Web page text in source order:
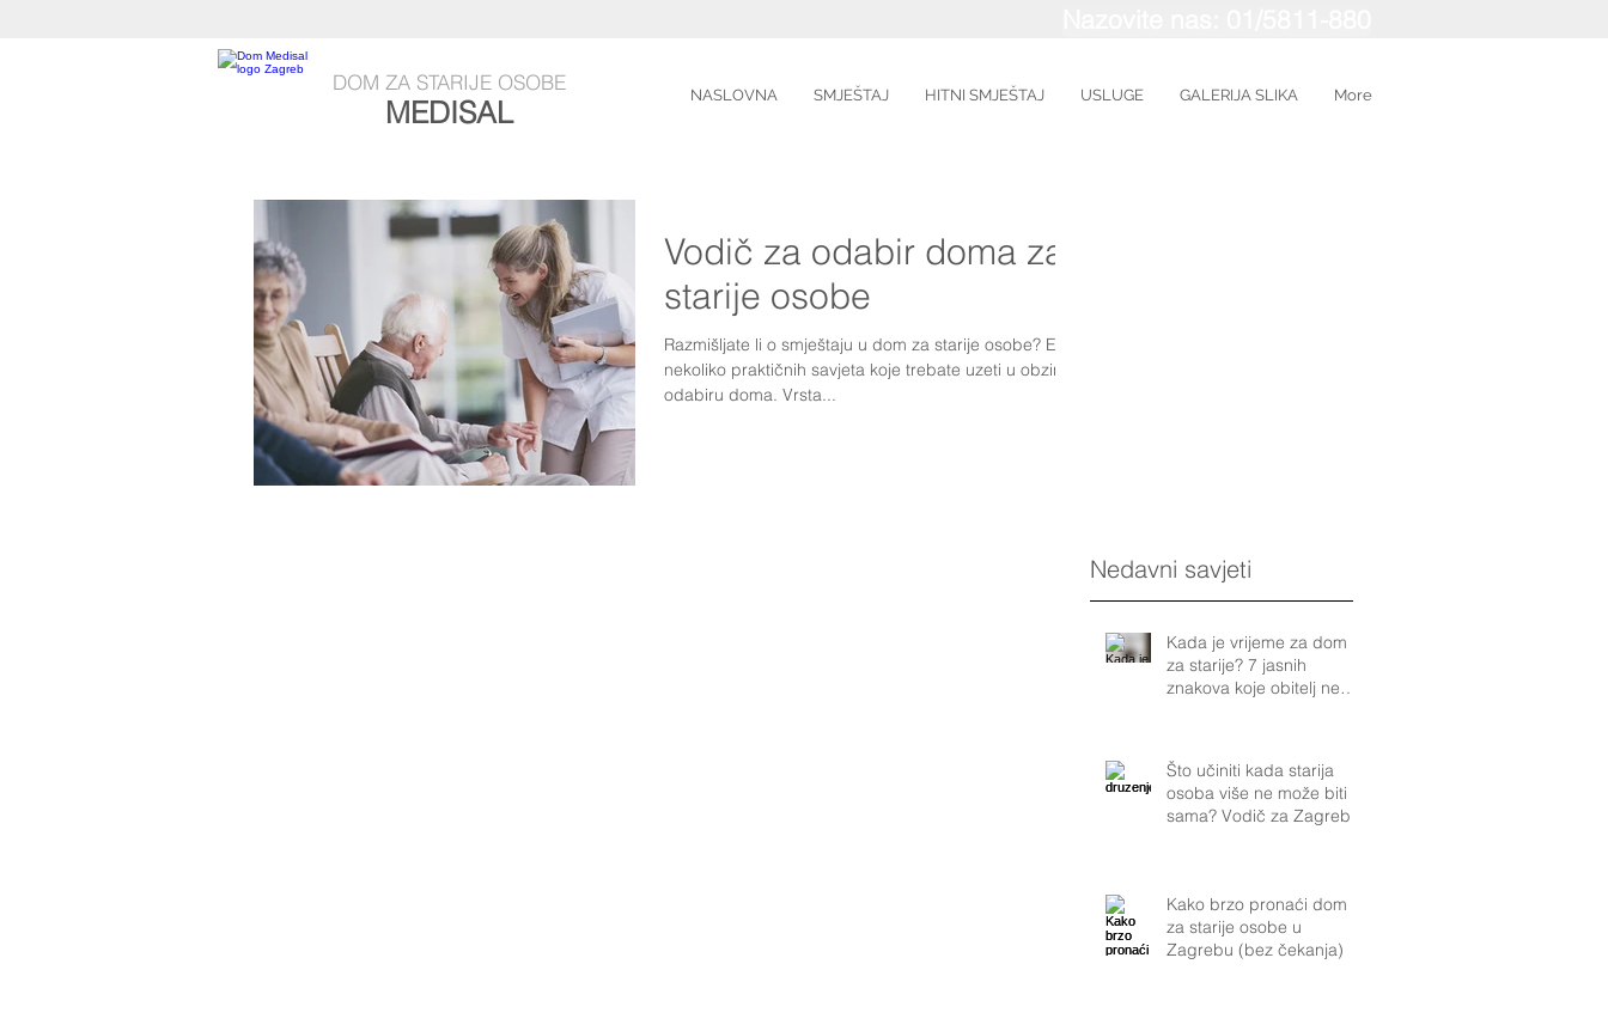
DOM ZA STARIJE OSOBE
MEDISAL NASLOVNA SMJEŠTAJ HITNI SMJEŠTAJ USLUGE GALERIJA SLIKA More
Vodič za odabir doma za
starije osobe
Razmišljate li o smještaju u dom za starije osobe? Evo
nekoliko praktičnih savjeta koje trebate uzeti u obzir pri
odabiru doma. Vrsta...
Nedavni savjeti
Kada je vrijeme za dom
za starije? 7 jasnih
znakova koje obitelj ne
Što učiniti kada starija
osoba više ne može biti
sama? Vodič za Zagreb
Kako brzo pronaći dom
za starije osobe u
Zagrebu (bez čekanja)